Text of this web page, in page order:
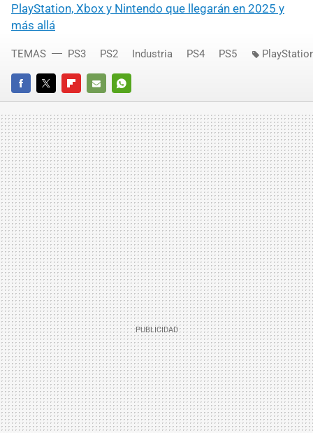
PlayStation, Xbox y Nintendo que llegarán en 2025 y
más allá
FACEBOOKTWITTERFLIPBOARD
E-
MAIL
WHATSAPP
TEMAS PS3 PS2 Industria PS4 PS5